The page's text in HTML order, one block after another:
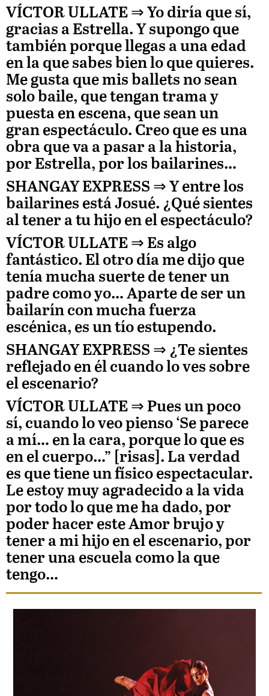
19.20%
VÍCTOR ULLATE ⇒ Yo diría que sí,
gracias a Estrella. Y supongo que
también porque llegas a una edad
en la que sabes bien lo que quieres.
Me gusta que mis ballets no sean
solo baile, que tengan trama y
puesta en escena, que sean un
gran espectáculo. Creo que es una
obra que va a pasar a la historia,
por Estrella, por los bailarines…
SHANGAY EXPRESS ⇒ Y entre los
bailarines estáJosué. ¿Qué sientes
al tener a tu hijo en el espectáculo?
VÍCTOR ULLATE ⇒ Es algo
fantástico. El otro día me dijo que
tenía mucha suerte de tener un
padre como yo… Aparte de ser un
bailarín con mucha fuerza
escénica, es un tío estupendo.
SHANGAY EXPRESS ⇒ ¿Te sientes
reflejado en él cuando lo ves sobre
el escenario?
VÍCTOR ULLATE ⇒ Pues un poco
sí, cuando lo veo pienso ‘Se parece
a mí… en la cara, porque lo que es
en el cuerpo…” [risas]. La verdad
es que tiene un físico espectacular.
Le estoy muy agradecido a la vida
por todo lo que me ha dado, por
poder hacer este Amor brujo y
tener a mi hijo en el escenario, por
tener una escuela como la que
tengo…